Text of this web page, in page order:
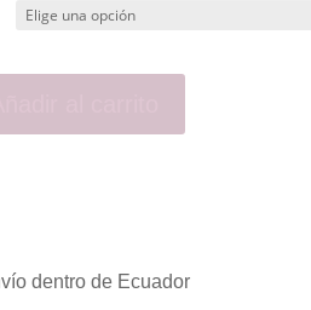
dentro de Ecuador